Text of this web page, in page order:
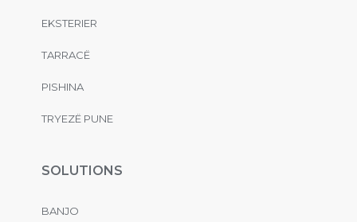
EKSTERIER
TARRACË
PISHINA
TRYEZË PUNE
SOLUTIONS
BANJO